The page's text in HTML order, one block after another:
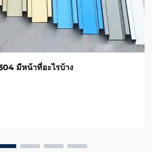
มีหน้าที่อะไรบ้าง